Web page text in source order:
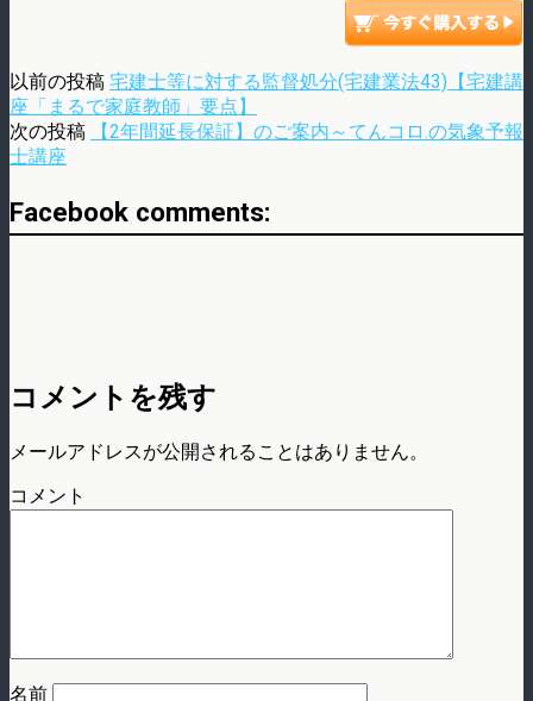
以前の投稿 宅建士等に対する監督処分(宅建業法43)【宅建講
座「まるで家庭教師」要点】
次の投稿
【2年間延長保証】のご案内～てんコロ.の気象予報
士講座
Facebook comments:
コメントを残す
メールアドレスが公開されることはありません。
コメント
名前